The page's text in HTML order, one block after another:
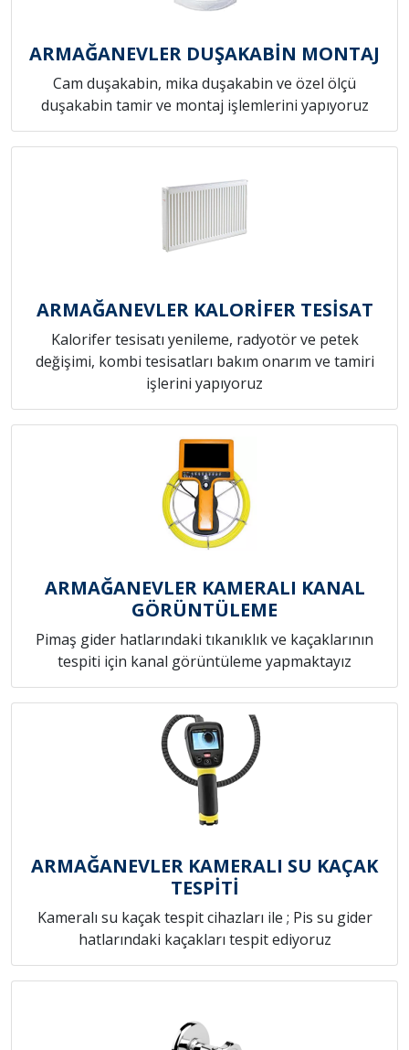
ARMAĞANEVLER DUŞAKABİN MONTAJ
Cam duşakabin, mika duşakabin ve özel ölçü
duşakabin tamir ve montaj işlemlerini yapıyoruz
ARMAĞANEVLER KALORİFER TESİSAT
Kalorifer tesisatı yenileme, radyotör ve petek
değişimi, kombi tesisatları bakım onarım ve tamiri
işlerini yapıyoruz
ARMAĞANEVLER KAMERALI KANAL
GÖRÜNTÜLEME
Pimaş gider hatlarındaki tıkanıklık ve kaçaklarının
tespiti için kanal görüntüleme yapmaktayız
ARMAĞANEVLER KAMERALI SU KAÇAK
TESPİTİ
Kameralı su kaçak tespit cihazları ile ; Pis su gider
hatlarındaki kaçakları tespit ediyoruz